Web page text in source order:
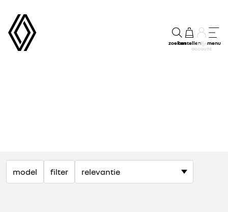
zoekenbestellenmijn
account
menu
model filter